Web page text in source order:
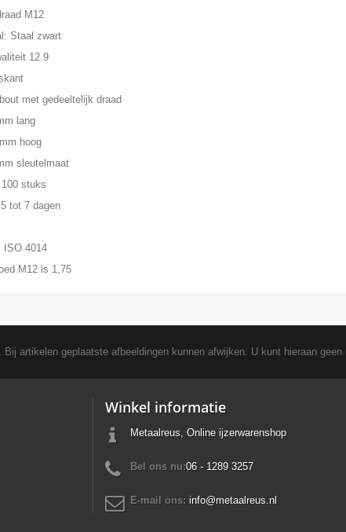
M12
Staal zwart
12.9
met gedeeltelijk draad
lang
hoog
sleutelmaat
stuks
tot 7 dagen
ISO 4014
M12 is 1,75
artikelen geplaatste afbeeldingen kunnen afwijken. U kunt hieraan geen
Winkel informatie
Metaalreus, Online ijzerwarenshop
Bel ons nu:06 - 1289 3257
E-mail ons: info@metaalreus.nl